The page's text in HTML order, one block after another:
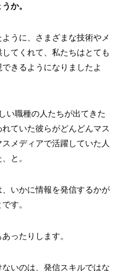
か。
うに、さまざまな技術やメ
てくれて、私たちはとても
きるようになりましたよ
い職種の人たちが出てきた
ていた彼らがどんどんマス
メディアで活躍していた人
と。
いかに情報を発信するかが
す。
ったりします。
いのは、発信スキルではな